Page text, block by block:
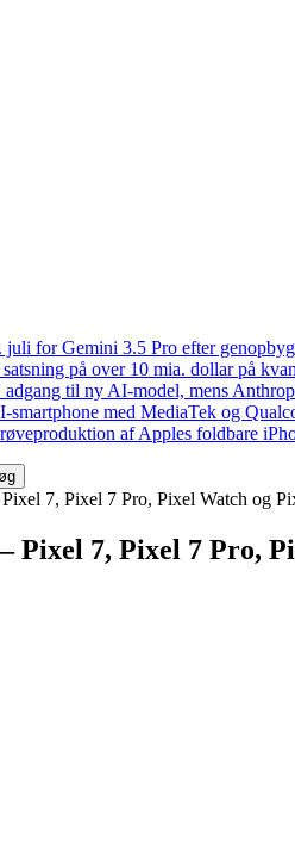
juli for Gemini 3.5 Pro efter
på over 10 mia. dollar på
til ny AI-model, mens
med MediaTek og
af Apples foldbare
7, Pixel 7 Pro, Pixel Watch og
Pixel 7, Pixel 7 Pro,